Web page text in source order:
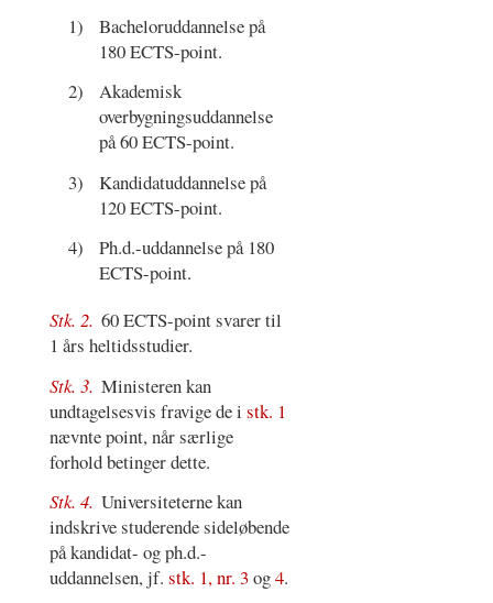
1)
Bacheloruddannelse på
180 ECTS-point.
2)
Akademisk
overbygningsuddannelse
på 60 ECTS-point.
3)
Kandidatuddannelse på
120 ECTS-point.
4)
Ph.d.-uddannelse på 180
ECTS-point.
Stk. 2. 60 ECTS-point svarer til
1 års heltidsstudier.
Stk. 3. Ministeren kan
undtagelsesvis fravige de i stk. 1
nævnte point, når særlige
forhold betinger dette.
Stk. 4. Universiteterne kan
indskrive studerende sideløbende
på kandidat- og ph.d.-
uddannelsen, jf. stk. 1, nr. 3og4.